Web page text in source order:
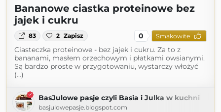
Bananowe ciastka proteinowe bez
jajek i cukru
83 2 Zapisz 0 Smakowite
Ciasteczka proteinowe - bez jajek i cukru. Za to z
bananami, masłem orzechowym i płatkami owsianymi.
Są bardzo proste w przygotowaniu, wystarczy włożyć
(...)
BasJulowe pasje czyli Basia i Julka w kuchni
basjulowepasje.blogspot.com